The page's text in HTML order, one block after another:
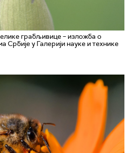
грабљивице – изложба о
Србије у Галерији науке и технике